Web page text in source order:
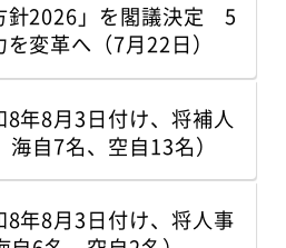
針2026」を閣議決定 5
変革へ（7月22日）
年8月3日付け、将補人
自7名、空自13名）
年8月3日付け、将人事